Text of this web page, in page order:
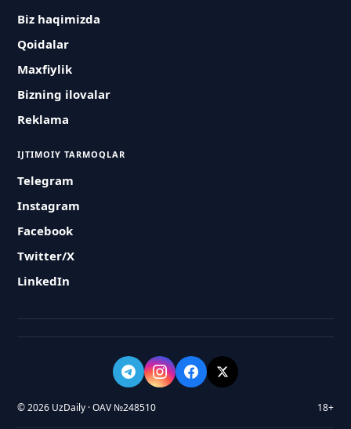
Biz haqimizda
Qoidalar
Maxfiylik
Bizning ilovalar
Reklama
IJTIMOIY TARMOQLAR
Telegram
Instagram
Facebook
Twitter/X
LinkedIn
© 2026 UzDaily · OAV №248510 18+